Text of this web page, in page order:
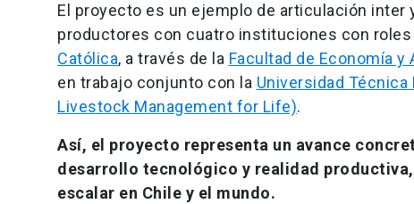
El proyecto es un ejemplo de articulación
productores con cuatro instituciones con
Católica, a través de la Facultad de Economía
en trabajo conjunto con la Universidad Técnica
Livestock Management for Life).
Así, el proyecto representa un avance
desarrollo tecnológico y realidad
escalar en Chile y el mundo.